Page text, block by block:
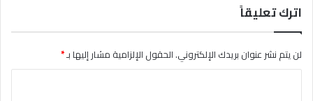
اترك تعليقاً
لن يتم نشر عنوان بريدك الإلكتروني.الحقول الإلزامية مشار إليها بـ*